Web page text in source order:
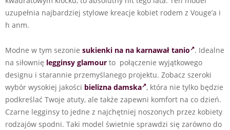
uzupełnia najbardziej stylowe kreacje kobiet rodem z Vouge’a i
h anm.
Modne w tym sezonie sukienki na na karnawał tanio . Idealne
na siłownię legginsy glamour to połączenie wyjątkowego
designu i starannie przemyślanego projektu. Zobacz szeroki
wybór wysokiej jakości bielizna damska , która nie tylko będzie
podkreślać Twoje atuty, ale także zapewni komfort na co dzień.
Czarne legginsy to jedne z najchętniej noszonych przez kobiety
rodzajów spodni. Taki model świetnie sprawdzi się zarówno do